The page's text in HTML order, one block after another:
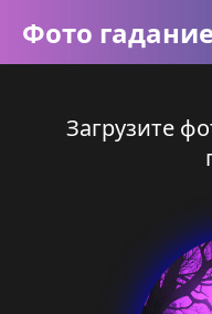
Фото
Загрузите